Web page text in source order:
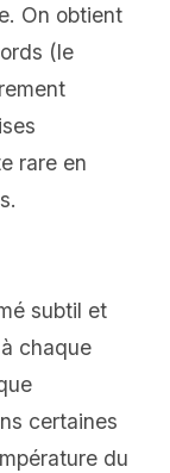
On obtient
(le
rare en
subtil et
chaque
certaines
du